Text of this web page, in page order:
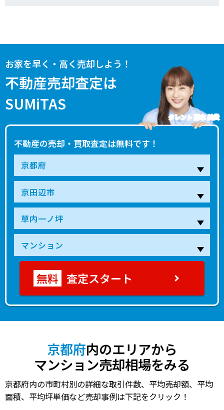
お家を早く・高く売却しよう！
不動産売却査定は
SUMiTAS
不動産の売却・買取査定は無料です！
タレント 藤本 美貴
査定スタート
京都府内のエリアから
マンション売却相場をみる
京都府内の市町村別の詳細な取引件数、平均売却額、平均
面積、平均坪単価など売却事例は下記をクリック！